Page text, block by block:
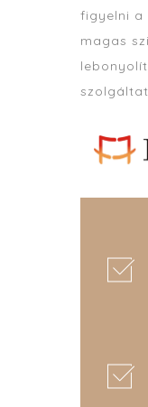
figyelni a
magas